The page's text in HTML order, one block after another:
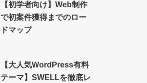
【初学者向け】Web制作
で初案件獲得までのロー
ドマップ
【大人気WordPress有料
テーマ】SWELLを徹底レ